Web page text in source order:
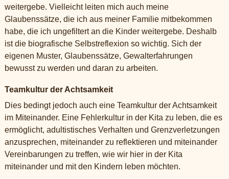
weitergebe. Vielleicht leiten mich auch meine
Glaubenssätze, die ich aus meiner Familie mitbekommen
habe, die ich ungefiltert an die Kinder weitergebe. Deshalb
ist die biografische Selbstreflexion so wichtig. Sich der
eigenen Muster, Glaubenssätze, Gewalterfahrungen
bewusst zu werden und daran zu arbeiten.
Teamkultur der Achtsamkeit
Dies bedingt jedoch auch eine Teamkultur der Achtsamkeit
im Miteinander. Eine Fehlerkultur in der Kita zu leben, die es
ermöglicht, adultistisches Verhalten und Grenzverletzungen
anzusprechen, miteinander zu reflektieren und miteinander
Vereinbarungen zu treffen, wie wir hier in der Kita
miteinander und mit den Kindern leben möchten.